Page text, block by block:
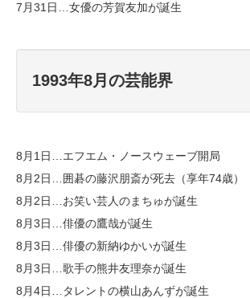
7月31日…女優の芳賀友加が誕生
1993年8月の芸能界
8月1日…エフエム・ノースウェーブ開局
8月2日…囲碁の藤沢朋斎が死去（享年74歳）
8月2日…お笑い芸人のまちゅが誕生
8月3日…俳優の鷹哉が誕生
8月3日…俳優の新納ゆかいが誕生
8月3日…歌手の熊井友理奈が誕生
8月4日…タレントの横山あんずが誕生